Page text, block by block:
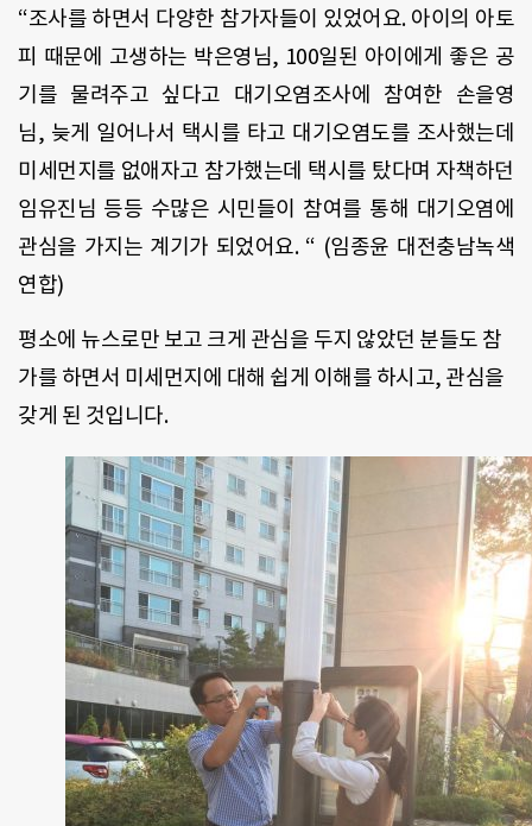
“조사를 하면서 다양한 참가자들이 있었어요. 아이의 아토
피 때문에 고생하는 박은영님, 100일된 아이에게 좋은 공
기를 물려주고 싶다고 대기오염조사에 참여한 손을영
님, 늦게 일어나서 택시를 타고 대기오염도를 조사했는데
미세먼지를 없애자고 참가했는데 택시를 탔다며 자책하던
임유진님 등등 수많은 시민들이 참여를 통해 대기오염에
관심을 가지는 계기가 되었어요. “ (임종윤 대전충남녹색
연합)
평소에 뉴스로만 보고 크게 관심을 두지 않았던 분들도 참
가를 하면서 미세먼지에 대해 쉽게 이해를 하시고, 관심을
갖게 된 것입니다.